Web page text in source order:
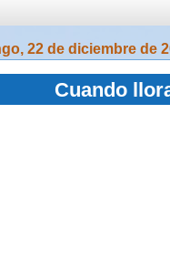
22 de diciembre de
Cuando